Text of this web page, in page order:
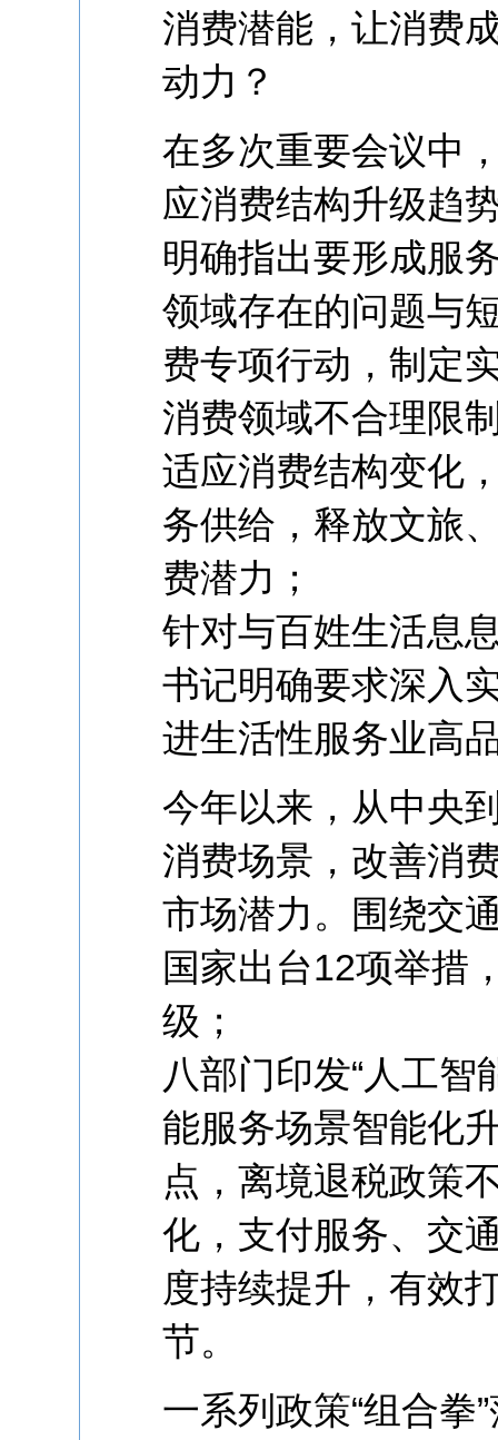
消费潜能，让消费
动力？
在多次重要会议中
应消费结构升级趋
明确指出要形成服
领域存在的问题与
费专项行动，制定
消费领域不合理限
适应消费结构变化
务供给，释放文旅
费潜力；
针对与百姓生活息
书记明确要求深入
进生活性服务业高
今年以来，从中央
消费场景，改善消
市场潜力。围绕交
国家出台12项举措
级；
八部门印发“人工智
能服务场景智能化
点，离境退税政策
化，支付服务、交
度持续提升，有效
节。
一系列政策“组合拳